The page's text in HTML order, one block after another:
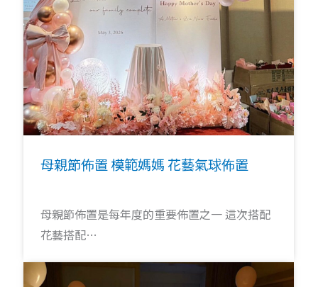
母親節佈置 模範媽媽 花藝氣球佈置
母親節佈置是每年度的重要佈置之一 這次搭配
花藝搭配…